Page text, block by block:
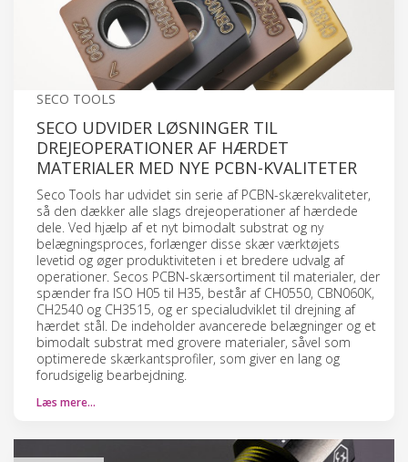
SECO TOOLS
SECO UDVIDER LØSNINGER TIL
DREJEOPERATIONER AF HÆRDET
MATERIALER MED NYE PCBN-KVALITETER
Seco Tools har udvidet sin serie af PCBN-skærekvaliteter,
så den dækker alle slags drejeoperationer af hærdede
dele. Ved hjælp af et nyt bimodalt substrat og ny
belægningsproces, forlænger disse skær værktøjets
levetid og øger produktiviteten i et bredere udvalg af
operationer. Secos PCBN-skærsortiment til materialer, der
spænder fra ISO H05 til H35, består af CH0550, CBN060K,
CH2540 og CH3515, og er specialudviklet til drejning af
hærdet stål. De indeholder avancerede belægninger og et
bimodalt substrat med grovere materialer, såvel som
optimerede skærkantsprofiler, som giver en lang og
forudsigelig bearbejdning.
Læs mere…